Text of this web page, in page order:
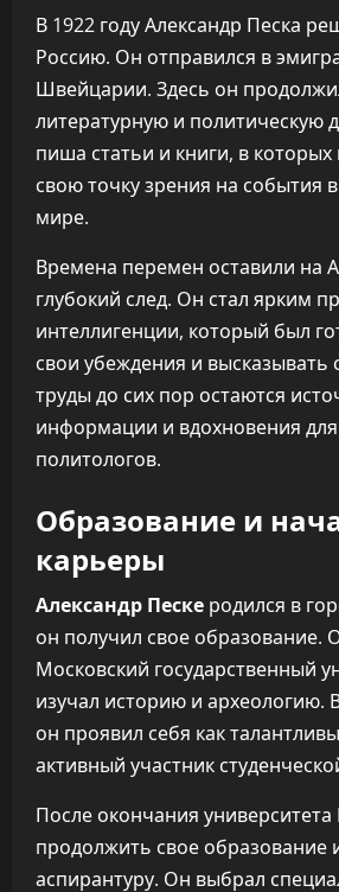
В 1922 году Александр Песка
Россию. Он отправился в
Швейцарии. Здесь он
литературную и политическую
пиша статьи и книги, в которых
свою точку зрения на события
мире.
Времена перемен оставили на
глубокий след. Он стал ярким
интеллигенции, который был
свои убеждения и высказывать
труды до сих пор остаются
информации и вдохновения
политологов.
Образование и
карьеры
Александр Песке родился в
он получил свое образование.
Московский государственный
изучал историю и археологию.
он проявил себя как
активный участник
После окончания
продолжить свое образование
аспирантуру. Он выбрал